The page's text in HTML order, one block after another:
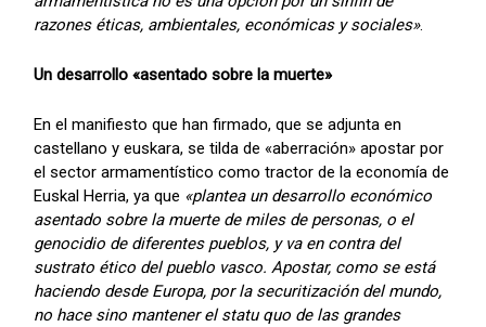
razones éticas, ambientales, económicas y sociales».
Un desarrollo «asentado sobre la muerte»
En el manifiesto que han firmado, que se adjunta en
castellano y euskara, se tilda de «aberración» apostar por
el sector armamentístico como tractor de la economía de
Euskal Herria, ya que «plantea un desarrollo económico
asentado sobre la muerte de miles de personas, o el
genocidio de diferentes pueblos, y va en contra del
sustrato ético del pueblo vasco. Apostar, como se está
haciendo desde Europa, por la securitización del mundo,
no hace sino mantener el statu quo de las grandes